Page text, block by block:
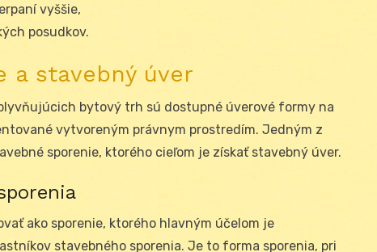
vyššie,
posudkov.
a stavebný úver
bytový trh sú dostupné úverové formy na
vytvoreným právnym prostredím. Jedným z
sporenie, ktorého cieľom je získať stavebný úver.
ako sporenie, ktorého hlavným účelom je
stavebného sporenia. Je to forma sporenia, pri